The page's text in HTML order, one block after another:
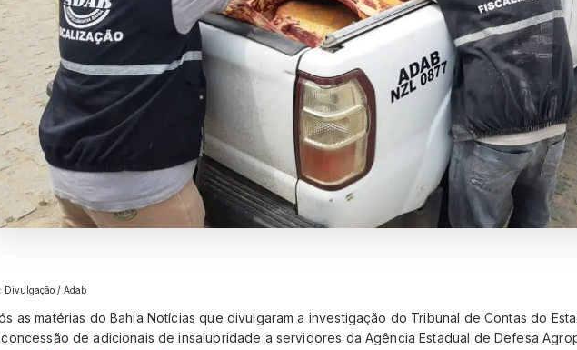
Divulgação / Adab
as matérias do Bahia Notícias que divulgaram a investigação do Tribunal de Contas do
de adicionais de insalubridade a servidores da Agência Estadual de Defesa